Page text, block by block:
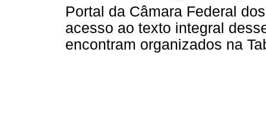
Portal da Câmara Federal
acesso ao texto integral
encontram organizados na